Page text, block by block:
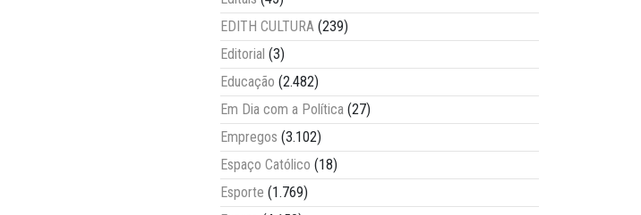
EDITH CULTURA (239)
Editorial (3)
Educação (2.482)
Em Dia com a Política (27)
Empregos (3.102)
Espaço Católico (18)
Esporte (1.769)